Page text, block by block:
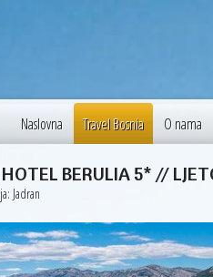
Naslovna Travel Bosnia O nama
HOTEL BERULIA 5* //
Jadran